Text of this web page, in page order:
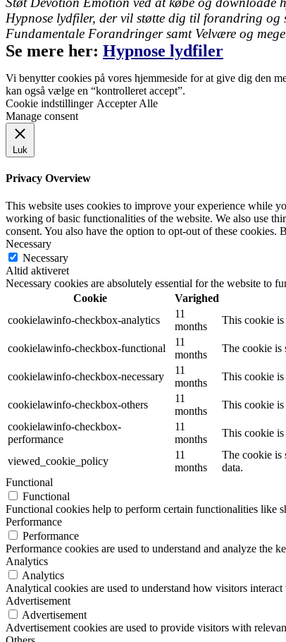
Hypnose lydfiler, der vil støtte dig til forandring
Fundamentale Forandringer samt Velvære og
Se mere her: Hypnose lydfiler
Vi benytter cookies på vores hjemmeside for at give dig den
kan også vælge en “kontrolleret accept”.
Cookie indstillinger Accepter Alle
Manage consent
Luk
Privacy Overview
This website uses cookies to improve your experience while
working of basic functionalities of the website. We also use
consent. You also have the option to opt-out of these
Necessary
Necessary
Altid aktiveret
Necessary cookies are absolutely essential for the website to
Cookie
Varighed
cookielawinfo-checkbox-analytics
11
months
This cookie
cookielawinfo-checkbox-functional
11
months
The cookie is
cookielawinfo-checkbox-necessary
11
months
This cookie is
cookielawinfo-checkbox-others
11
months
This cookie is
cookielawinfo-checkbox-
performance
11
months
This cookie is
viewed_cookie_policy
11
months
The cookie is
data.
Functional
Functional
Functional cookies help to perform certain functionalities like
Performance
Performance
Performance cookies are used to understand and analyze the
Analytics
Analytics
Analytical cookies are used to understand how visitors
Advertisement
Advertisement
Advertisement cookies are used to provide visitors with